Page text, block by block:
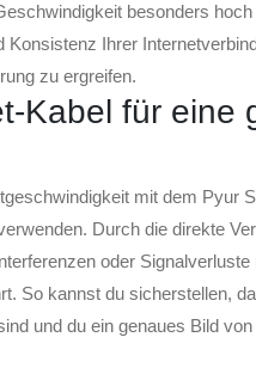
besonders
Ihrer
zu ergreifen.
Kabel für eine
mit dem Pyur
Durch die direkte
oder
So kannst du sicherstellen,
und du ein genaues Bild